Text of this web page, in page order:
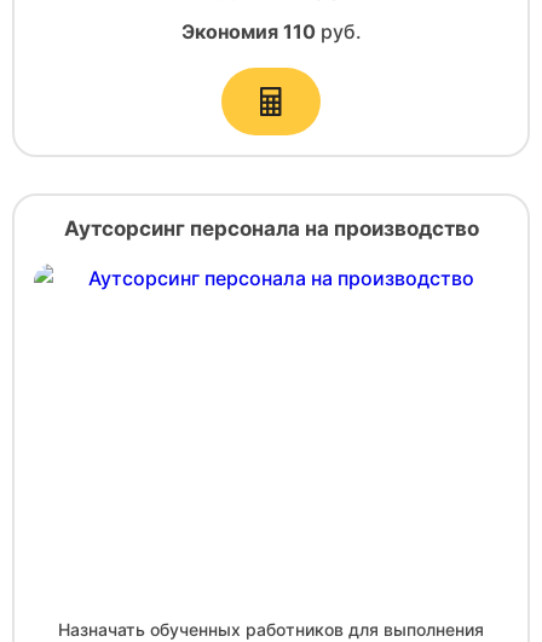
Экономия 110руб.
Аутсорсинг персонала на производство
Назначать обученных работников для выполнения